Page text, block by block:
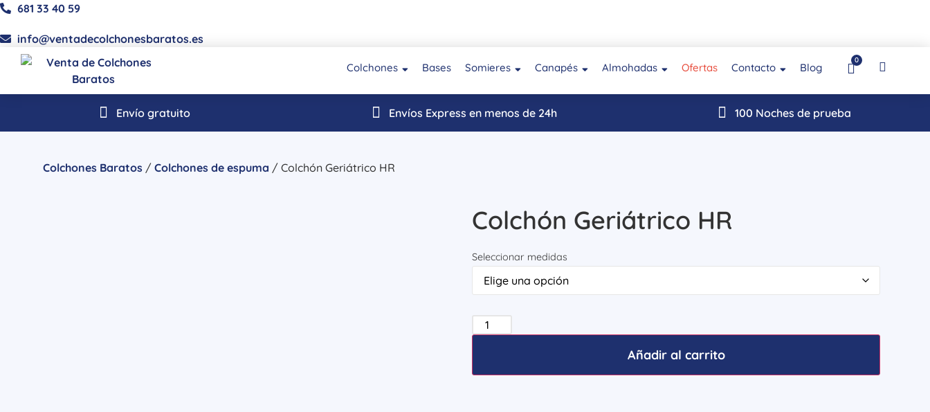
681 33 40 59
info@ventadecolchonesbaratos.es
Colchones Bases Somieres Canapés Almohadas Ofertas Contacto Blog
0
Envío gratuito Envíos Express en menos de 24h 100 Noches de prueba
Colchones Baratos / Colchones de espuma / Colchón Geriátrico HR
Colchón Geriátrico HR
Seleccionar medidas
Añadir al carrito